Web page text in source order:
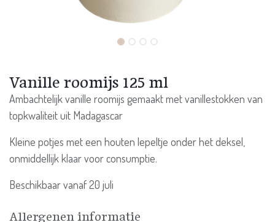
Vanille roomijs 125 ml
Ambachtelijk vanille roomijs gemaakt met vanillestokken van
topkwaliteit uit Madagascar
Kleine potjes met een houten lepeltje onder het deksel,
onmiddellijk klaar voor consumptie.
Beschikbaar vanaf 20 juli
Allergenen informatie